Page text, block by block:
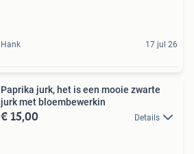
Hank 17 jul 26
Paprika jurk, het is een mooie zwarte
jurk met bloembewerkin
€ 15,00 Details